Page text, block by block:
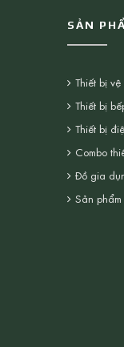
SẢN
Thiết bị vệ
Thiết bị
Thiết bị
Combo
Đồ gia
Sản